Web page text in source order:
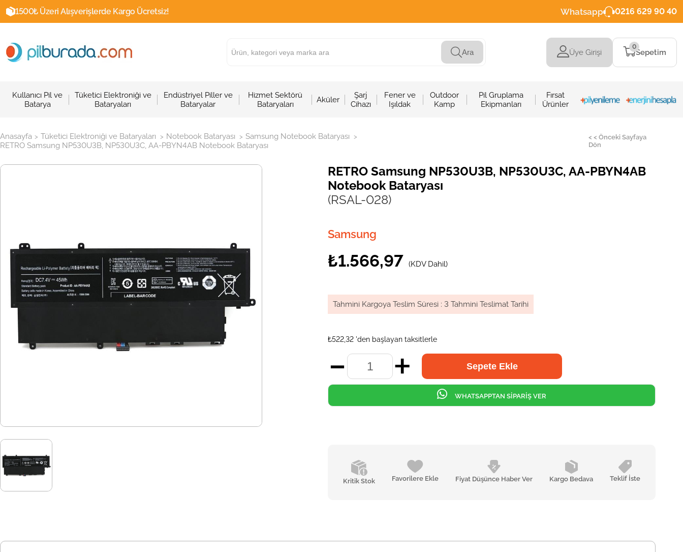
1500₺ Üzeri Alışverişlerde Kargo Ücretsiz! Whatsapp 0216 629 90 40
Ara Üye Girişi Sepetim
0
Kullanıcı Pil ve
Batarya
Tüketici Elektroniği ve
Bataryaları
Endüstriyel Piller ve
Bataryalar
Hizmet Sektörü
Bataryaları
Aküler
Şarj
Cihazı
Fener ve
Işıldak
Outdoor
Kamp
Pil Gruplama
Ekipmanları
Fırsat
Ürünler
Anasayfa > Tüketici Elektroniği ve Bataryaları > Notebook Bataryası > Samsung Notebook Bataryası >
RETRO Samsung NP530U3B, NP530U3C, AA-PBYN4AB Notebook Bataryası
< < Önceki Sayfaya
Dön
RETRO Samsung NP530U3B, NP530U3C, AA-PBYN4AB
Notebook Bataryası
(RSAL-028)
Samsung
₺1.566,97 (KDV Dahil)
Tahmini Kargoya Teslim Süresi : 3 Tahmini Teslimat Tarihi
₺522,32 'den başlayan taksitlerle
Kritik Stok Favorilere Ekle Fiyat Düşünce Haber Ver Kargo Bedava Teklif İste
WHATSAPPTAN SİPARİŞ VER